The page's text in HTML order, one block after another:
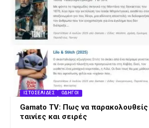
ΙΣΤΟΣΕΛΊΔΕΣ ΟΔΗΓΟΊ
Gamato TV: Πως να
ταινίες και σειρές